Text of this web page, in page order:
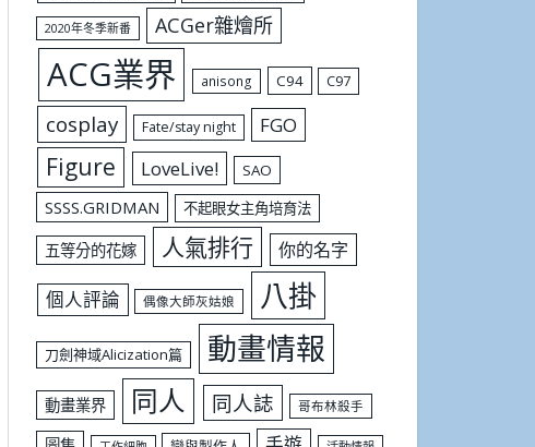
2020年冬季新番 ACGer雜燴所
ACG業界 anisong C94 C97
cosplay Fate/stay night FGO
Figure LoveLive! SAO
SSSS.GRIDMAN 不起眼女主角培育法
五等分的花嫁 人氣排行 你的名字
個人評論 偶像大師灰姑娘 八掛
刀劍神域Alicization篇 動畫情報
動畫業界 同人 同人誌 哥布林殺手